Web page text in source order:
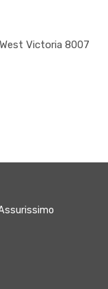
Victoria 8007